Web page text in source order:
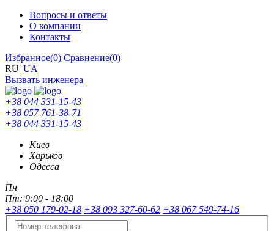
Вопросы и ответы
О компании
Контакты
Избранное(0) Сравнение(0)
RU| UA
Вызвать инженера
+38 044 331-15-43
+38 057 761-38-71
+38 044 331-15-43
Киев
Харьков
Одесса
Пн
Пт: 9:00 - 18:00
+38 050 179-02-18 +38 093 327-60-62 +38 067 549-74-16